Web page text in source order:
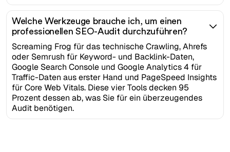
Welche Werkzeuge brauche ich, um einen
professionellen SEO-Audit durchzuführen?
Screaming Frog für das technische Crawling, Ahrefs
oder Semrush für Keyword- und Backlink-Daten,
Google Search Console und Google Analytics 4 für
Traffic-Daten aus erster Hand und PageSpeed Insights
für Core Web Vitals. Diese vier Tools decken 95
Prozent dessen ab, was Sie für ein überzeugendes
Audit benötigen.